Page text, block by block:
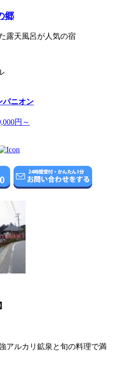
郷
露天風呂が人気の宿
パニオン
円～
】
アルカリ鉱泉と旬の料理で満